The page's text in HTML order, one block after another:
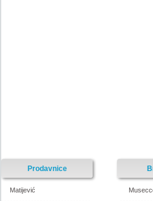
Prodavnice
Matijević